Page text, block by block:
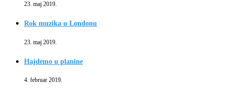
23. maj 2019.
Rok muzika u Londonu
23. maj 2019.
Hajdemo u planine
4. februar 2019.